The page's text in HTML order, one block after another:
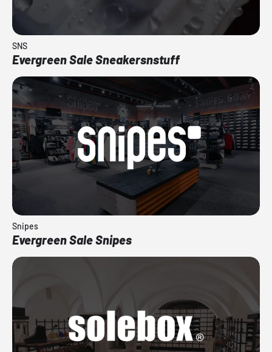
SNS
Evergreen Sale Sneakersnstuff
Snipes
Evergreen Sale Snipes